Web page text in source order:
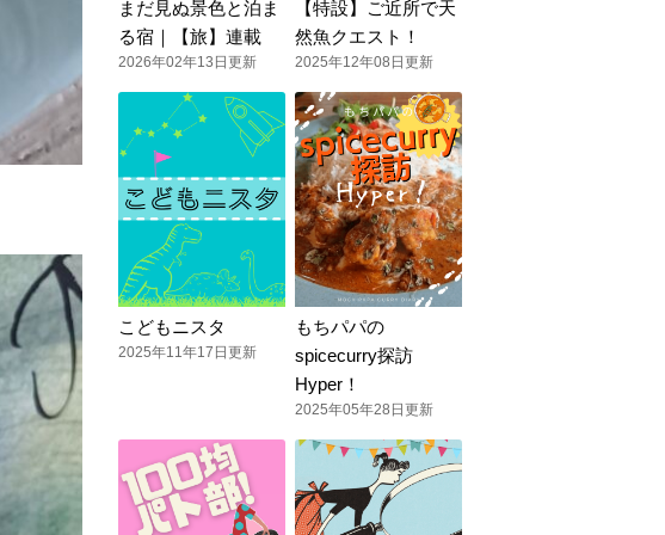
まだ見ぬ景色と泊ま
る宿｜【旅】連載
2026年02年13日更新
【特設】ご近所で天
然魚クエスト！
2025年12年08日更新
こどもニスタ
2025年11年17日更新
もちパパの
spicecurry探訪
Hyper！
2025年05年28日更新